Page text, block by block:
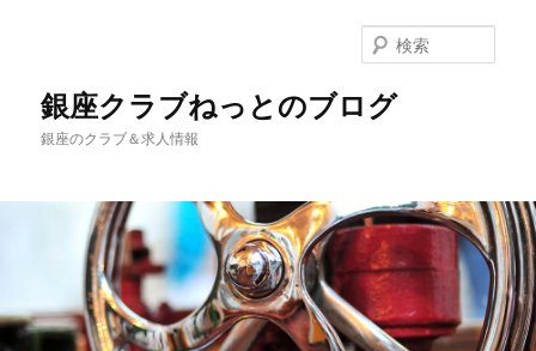
銀座クラブねっとのブログ
銀座のクラブ＆求人情報
索